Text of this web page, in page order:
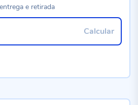
e retirada
Calcular